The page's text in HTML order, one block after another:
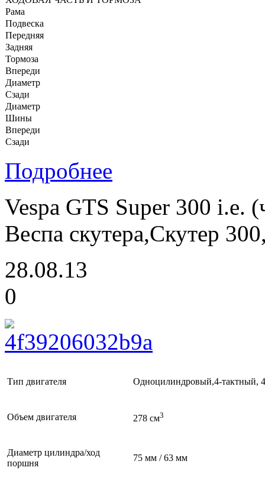
Рама
Подвеска
Передняя
Задняя
Тормоза
Впереди
Диаметр
Сзади
Диаметр
Шины
Впереди
Сзади
Подробнее
Vespa GTS Super 300 i.e.
Веспа скутера,Скутер
28.08.13
0
Тип двигателя Одноцилиндровый,4-тактный,
Объем двигателя 278 см3
Диаметр цилиндра/ход
поршня
75 мм / 63 мм